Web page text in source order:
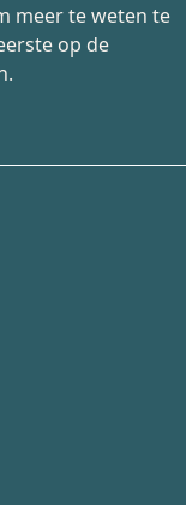
meer te weten te
op de